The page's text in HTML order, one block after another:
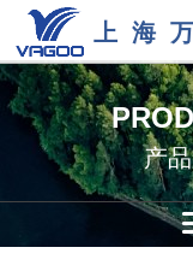
产
上海